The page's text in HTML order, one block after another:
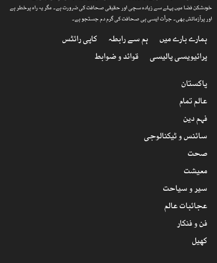
خودشکن فضا میں پہلے سے زیادہ سچی اور حقیقی صحافت کی ضرورت ہے۔ مگر یہ راہ پرخطر ہے
اور پرآزمائش بھی۔ جرأت ایسی ہی صحافت کی گرم دم جستجو ہے۔
ہمارے بارے میں ہم سے رابطہ
کاپی رائٹس
پرائیویسی پالیسی
قوائد و ضوابط
پاکستان
عالم تمام
فہم دین
سائنس و ٹیکنالوجی
صحت
معیشت
سیر و سیاحت
عجائبات عالم
فن و فنکار
کھیل